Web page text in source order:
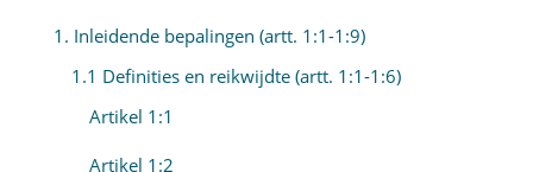
1. Inleidende bepalingen (artt. 1:1-1:9)
1.1 Definities en reikwijdte (artt. 1:1-1:6)
Artikel 1:1
Artikel 1:2